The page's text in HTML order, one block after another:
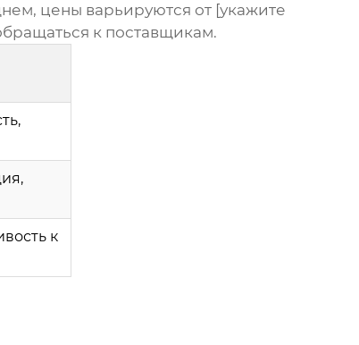
цены варьируются от [укажите
к поставщикам.
к